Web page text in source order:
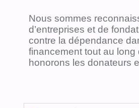
Nous sommes
d’entreprises et de
contre la dépendance
financement tout au long
honorons les donateurs